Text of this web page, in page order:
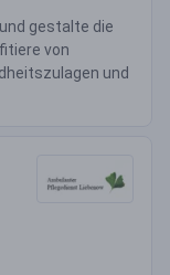
gestalte die
von
und